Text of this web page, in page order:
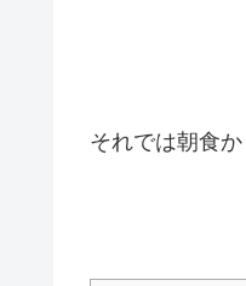
それでは朝食か